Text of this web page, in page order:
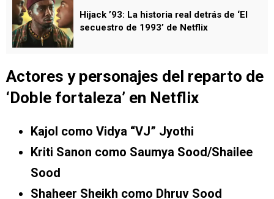
Hijack ’93: La historia real detrás de ‘El
secuestro de 1993’ de Netflix
Actores y personajes del reparto de
‘Doble fortaleza’ en Netflix
Kajol como Vidya “VJ” Jyothi
Kriti Sanon como Saumya Sood/Shailee
Sood
Shaheer Sheikh como Dhruv Sood